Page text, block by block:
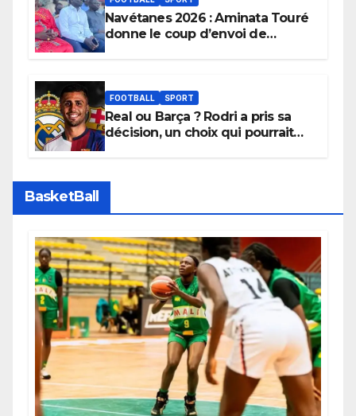
Navétanes 2026 : Aminata Touré
donne le coup d’envoi de
apaisées.
FOOTBALL SPORT
Real ou Barça ? Rodri a pris sa
décision, un choix qui pourrait
BasketBall